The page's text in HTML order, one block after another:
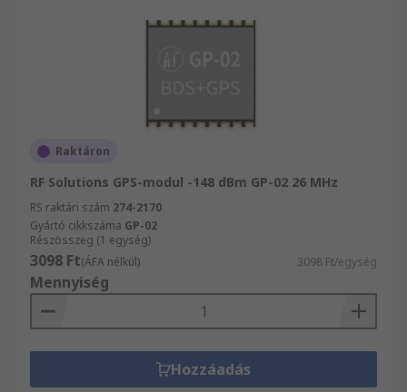
Raktáron
RF Solutions GPS-modul -148 dBm GP-02 26 MHz
RS raktári szám 274-2170
Gyártó cikkszáma GP-02
Részösszeg (1 egység)
3098 Ft(ÁFA nélkül) 3098 Ft/egység
Mennyiség
Hozzáadás